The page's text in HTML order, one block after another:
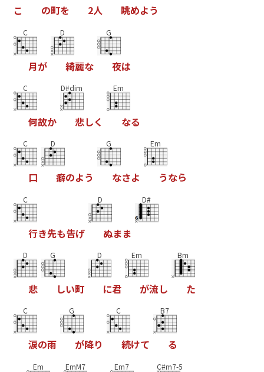
こ の町を 2人 眺めよう
C
月が
D
綺麗な
G
夜は
C
何故か
D#dim
悲しく
Em
なる
C
口
D
癖のよう
G
なさよ
Em
うなら
C
行き先も告げ
D
ぬまま
D#
D
悲
G
しい町
D
に君
Em
が流し
Bm
た
C
涙の雨
G
が降り
C
続けて
B7
る
Em EmM7 Em7 C#m7-5